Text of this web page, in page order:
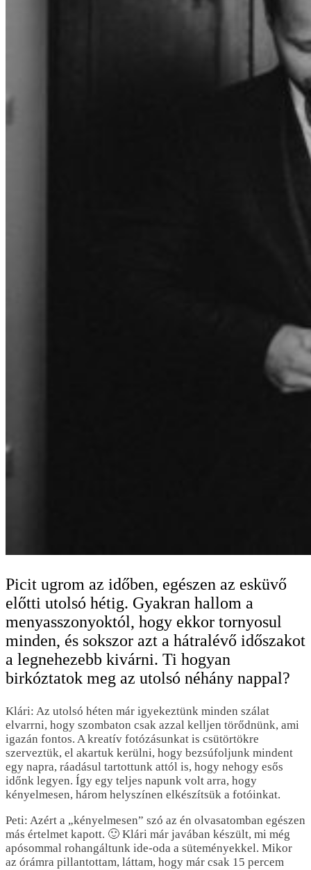
Picit ugrom az időben, egészen az esküvő
előtti utolsó hétig. Gyakran hallom a
menyasszonyoktól, hogy ekkor tornyosul
minden, és sokszor azt a hátralévő időszakot
a legnehezebb kivárni. Ti hogyan
birkóztatok meg az utolsó néhány nappal?
Klári: Az utolsó héten már igyekeztünk minden szálat
elvarrni, hogy szombaton csak azzal kelljen törődnünk, ami
igazán fontos. A kreatív fotózásunkat is csütörtökre
szerveztük, el akartuk kerülni, hogy bezsúfoljunk mindent
egy napra, ráadásul tartottunk attól is, hogy nehogy esős
időnk legyen. Így egy teljes napunk volt arra, hogy
kényelmesen, három helyszínen elkészítsük a fotóinkat.
Peti: Azért a „kényelmesen” szó az én olvasatomban egészen
más értelmet kapott. 🙂 Klári már javában készült, mi még
apósommal rohangáltunk ide-oda a süteményekkel. Mikor
az órámra pillantottam, láttam, hogy már csak 15 percem